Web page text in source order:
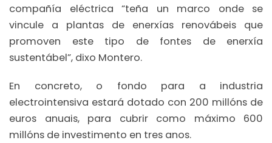
compañía eléctrica “teña un marco onde se
vincule a plantas de enerxías renovábeis que
promoven este tipo de fontes de enerxía
sustentábel”, dixo Montero.
En concreto, o fondo para a industria
electrointensiva estará dotado con 200 millóns de
euros anuais, para cubrir como máximo 600
millóns de investimento en tres anos.